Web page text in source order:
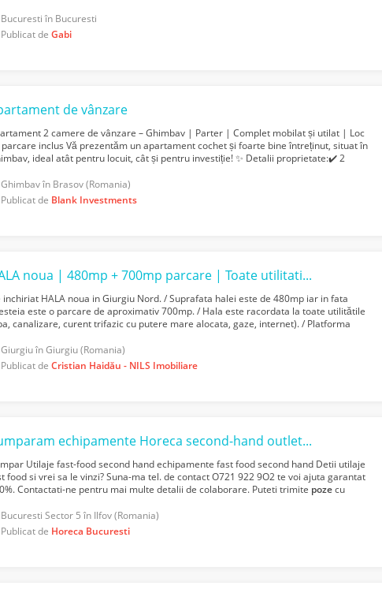
Bucuresti în Bucuresti
Publicat deGabi
de vânzare
2 camere de vânzare – Ghimbav | Parter | Complet mobilat și utilat | Loc
parcare inclus Vă prezentăm un apartament cochet și foarte bine întreținut, situat în
ideal atât pentru locuit, cât și pentru investiție! ✨ Detalii proprietate:✔️ 2
Ghimbav în Brasov (Romania)
Publicat de Blank Investments
HALA noua | 480mp + 700mp parcare | Toate utilitatile | Giurgiu Nord
inchiriat HALA noua in Giurgiu Nord. / Suprafata halei este de 480mp iar in fata
este o parcare de aproximativ 700mp. / Hala este racordata la toate utilitătile
canalizare, curent trifazic cu putere mare alocata, gaze, internet). / Platforma
Giurgiu în Giurgiu (Romania)
Publicat deCristian Haidău - NILS Imobiliare
Cumparam echipamente Horeca second-hand outlet Horeca Bucuresti
Utilaje fast-food second hand echipamente fast food second hand Detii utilaje
food si vrei sa le vinzi? Suna-ma tel. de contact O721 922 9O2 te voi ajuta garantat
Contactati-ne pentru mai multe detalii de colaborare. Puteti trimite pozecu
Bucuresti Sector 5 în Ilfov (Romania)
Publicat de Horeca Bucuresti